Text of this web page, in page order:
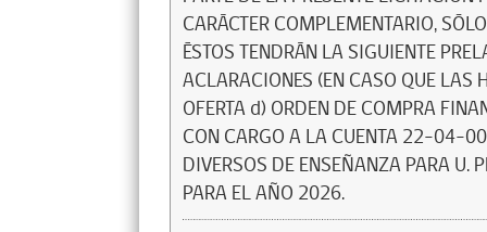
CARÁCTER COMPLEMENTARIO,
ÉSTOS TENDRÁN LA SIGUIENTE
ACLARACIONES (EN CASO QUE LAS
OFERTA d) ORDEN DE COMPRA
CON CARGO A LA CUENTA 22-04-
DIVERSOS DE ENSEÑANZA PARA U.
PARA EL AÑO 2026.